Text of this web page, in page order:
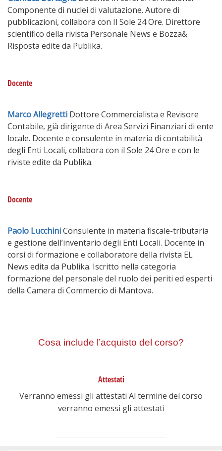
Componente di nuclei di valutazione. Autore di
pubblicazioni, collabora con Il Sole 24 Ore. Direttore
scientifico della rivista Personale News e Bozza&
Risposta edite da Publika.
Docente
Marco Allegretti Dottore Commercialista e Revisore
Contabile, già dirigente di Area Servizi Finanziari di ente
locale. Docente e consulente in materia di contabilità
degli Enti Locali, collabora con il Sole 24 Ore e con le
riviste edite da Publika.
Docente
Paolo LucchiniConsulente in materia fiscale-tributaria
e gestione dell’inventario degli Enti Locali. Docente in
corsi di formazione e collaboratore della rivista EL
News edita da Publika. Iscritto nella categoria
formazione del personale del ruolo dei periti ed esperti
della Camera di Commercio di Mantova.
Cosa include l’acquisto del corso?
Attestati
Verranno emessi gli attestati Al termine del corso
verranno emessi gli attestati